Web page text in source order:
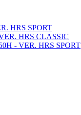
HRS SPORT
HRS CLASSIC
- VER. HRS SPORT